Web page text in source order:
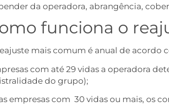
da operadora, abrangência,
funciona o
mais comum é anual de acordo
com até 29 vidas a operadora
do grupo);
empresas com 30 vidas ou mais, os